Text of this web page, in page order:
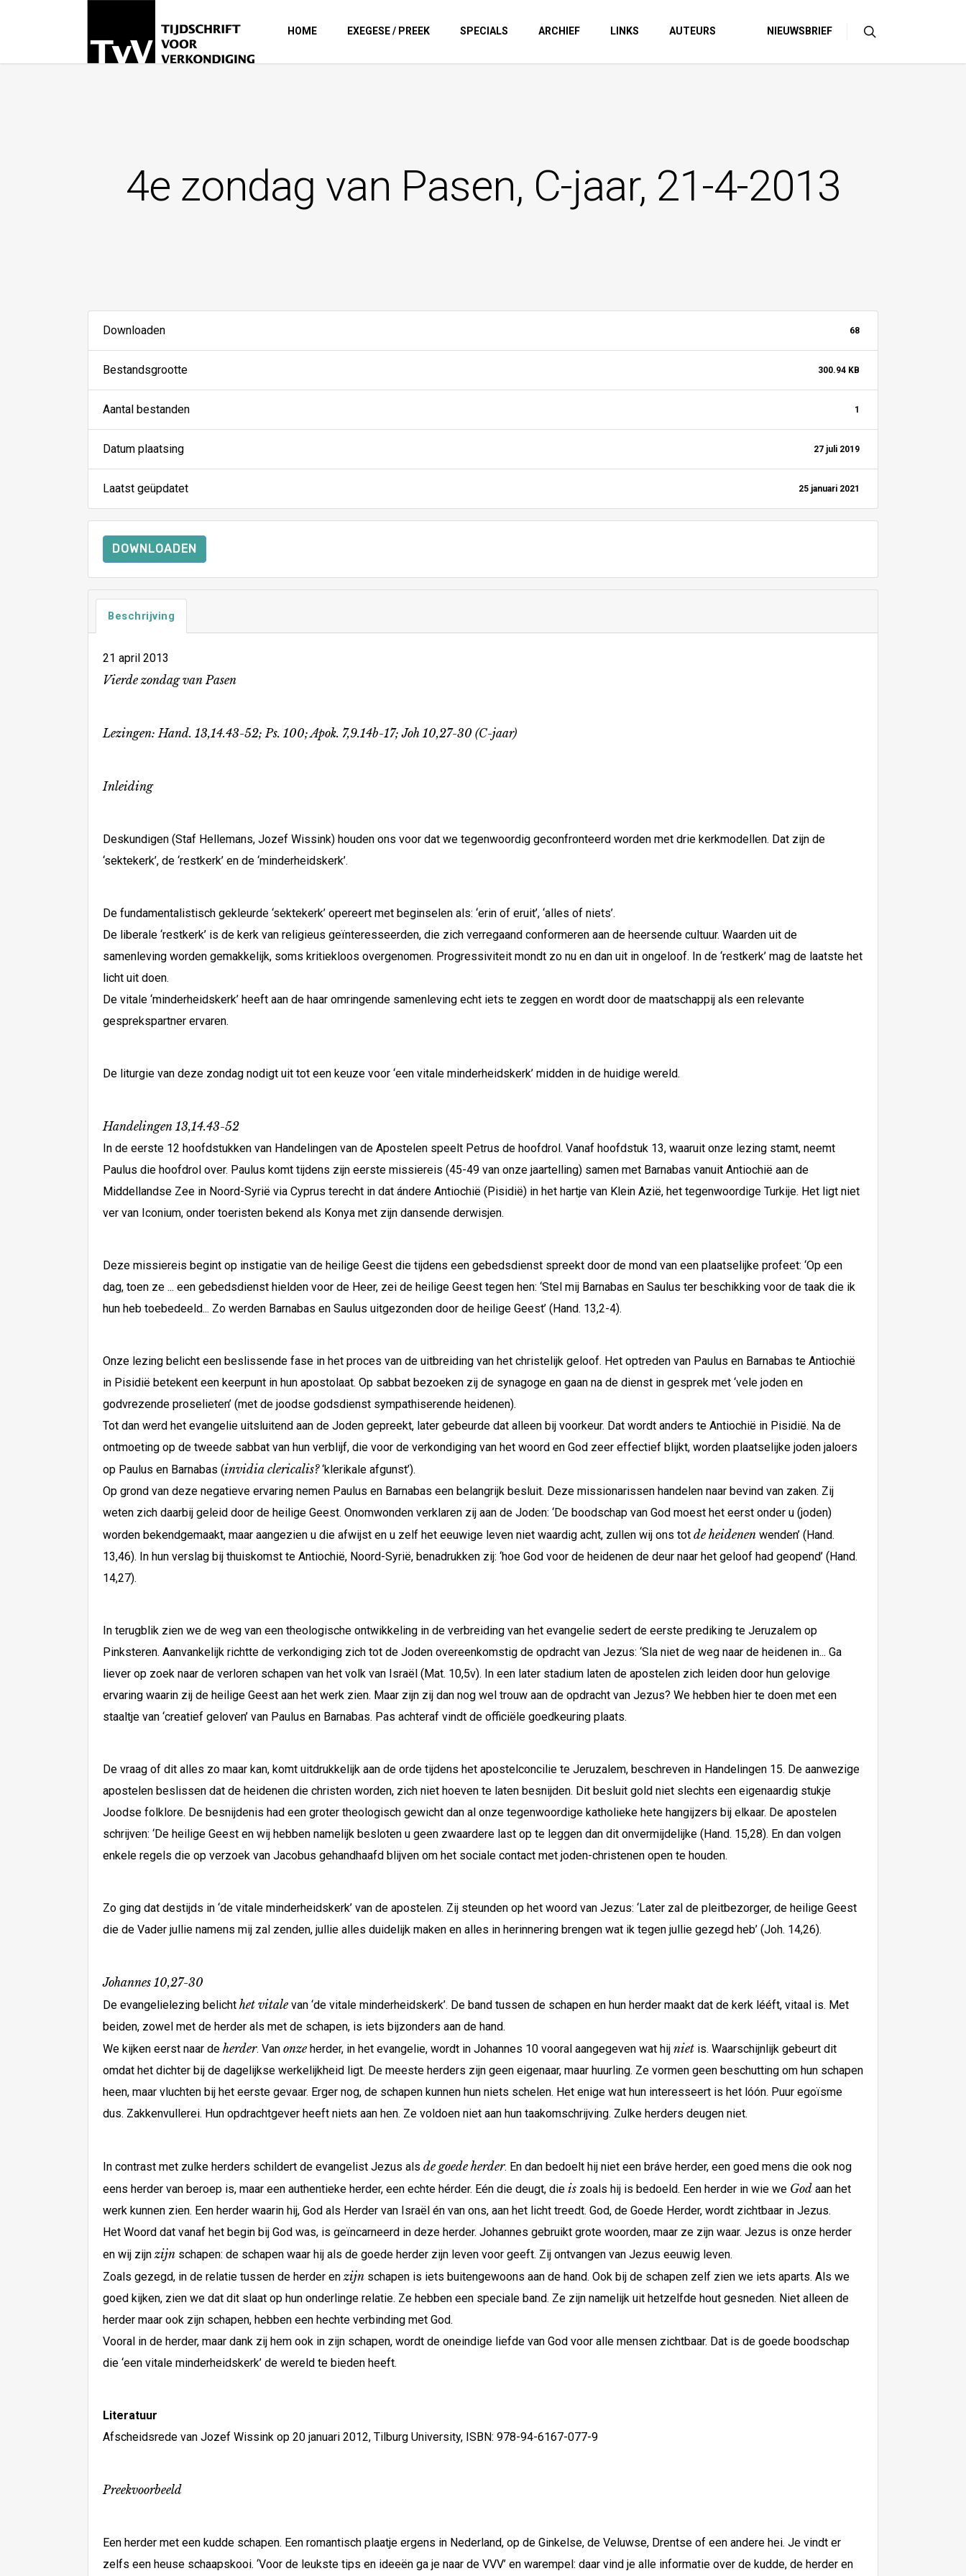
HOME EXEGESE / PREEK SPECIALS ARCHIEF LINKS AUTEURS NIEUWSBRIEF
4e zondag van Pasen, C-jaar, 21-4-2013
Downloaden 68
Bestandsgrootte 300.94 KB
Aantal bestanden 1
Datum plaatsing 27 juli 2019
Laatst geüpdatet 25 januari 2021
DOWNLOADEN
Beschrijving
21 april 2013
Vierde zondag van Pasen
Lezingen: Hand. 13,14.43-52; Ps. 100; Apok. 7,9.14b-17; Joh 10,27-30 (C-jaar)
Inleiding
Deskundigen (Staf Hellemans, Jozef Wissink) houden ons voor dat we tegenwoordig geconfronteerd worden met drie kerkmodellen. Dat zijn de
‘sektekerk’, de ‘restkerk’ en de ‘minderheidskerk’.
De fundamentalistisch gekleurde ‘sektekerk’ opereert met beginselen als: ‘erin of eruit’, ‘alles of niets’.
De liberale ‘restkerk’ is de kerk van religieus geïnteresseerden, die zich verregaand conformeren aan de heersende cultuur. Waarden uit de
samenleving worden gemakkelijk, soms kritiekloos overgenomen. Progressiviteit mondt zo nu en dan uit in ongeloof. In de ‘restkerk’ mag de laatste het
licht uit doen.
De vitale ‘minderheidskerk’ heeft aan de haar omringende samenleving echt iets te zeggen en wordt door de maatschappij als een relevante
gesprekspartner ervaren.
De liturgie van deze zondag nodigt uit tot een keuze voor ‘een vitale minderheidskerk’ midden in de huidige wereld.
Handelingen 13,14.43-52
In de eerste 12 hoofdstukken van Handelingen van de Apostelen speelt Petrus de hoofdrol. Vanaf hoofdstuk 13, waaruit onze lezing stamt, neemt
Paulus die hoofdrol over. Paulus komt tijdens zijn eerste missiereis (45-49 van onze jaartelling) samen met Barnabas vanuit Antiochië aan de
Middellandse Zee in Noord-Syrië via Cyprus terecht in dat ándere Antiochië (Pisidië) in het hartje van Klein Azië, het tegenwoordige Turkije. Het ligt niet
ver van Iconium, onder toeristen bekend als Konya met zijn dansende derwisjen.
Deze missiereis begint op instigatie van de heilige Geest die tijdens een gebedsdienst spreekt door de mond van een plaatselijke profeet: ‘Op een
dag, toen ze ... een gebedsdienst hielden voor de Heer, zei de heilige Geest tegen hen: ‘Stel mij Barnabas en Saulus ter beschikking voor de taak die ik
hun heb toebedeeld... Zo werden Barnabas en Saulus uitgezonden door de heilige Geest’ (Hand. 13,2-4).
Onze lezing belicht een beslissende fase in het proces van de uitbreiding van het christelijk geloof. Het optreden van Paulus en Barnabas te Antiochië
in Pisidië betekent een keerpunt in hun apostolaat. Op sabbat bezoeken zij de synagoge en gaan na de dienst in gesprek met ‘vele joden en
godvrezende proselieten’ (met de joodse godsdienst sympathiserende heidenen).
Tot dan werd het evangelie uitsluitend aan de Joden gepreekt, later gebeurde dat alleen bij voorkeur. Dat wordt anders te Antiochië in Pisidië. Na de
ontmoeting op de tweede sabbat van hun verblijf, die voor de verkondiging van het woord en God zeer effectief blijkt, worden plaatselijke joden jaloers
op Paulus en Barnabas (invidia clericalis?‘klerikale afgunst’).
Op grond van deze negatieve ervaring nemen Paulus en Barnabas een belangrijk besluit. Deze missionarissen handelen naar bevind van zaken. Zij
weten zich daarbij geleid door de heilige Geest. Onomwonden verklaren zij aan de Joden: ‘De boodschap van God moest het eerst onder u (joden)
worden bekendgemaakt, maar aangezien u die afwijst en u zelf het eeuwige leven niet waardig acht, zullen wij ons tot de heidenen wenden’ (Hand.
13,46). In hun verslag bij thuiskomst te Antiochië, Noord-Syrië, benadrukken zij: ‘hoe God voor de heidenen de deur naar het geloof had geopend’ (Hand.
14,27).
In terugblik zien we de weg van een theologische ontwikkeling in de verbreiding van het evangelie sedert de eerste prediking te Jeruzalem op
Pinksteren. Aanvankelijk richtte de verkondiging zich tot de Joden overeenkomstig de opdracht van Jezus: ‘Sla niet de weg naar de heidenen in... Ga
liever op zoek naar de verloren schapen van het volk van Israël (Mat. 10,5v). In een later stadium laten de apostelen zich leiden door hun gelovige
ervaring waarin zij de heilige Geest aan het werk zien. Maar zijn zij dan nog wel trouw aan de opdracht van Jezus? We hebben hier te doen met een
staaltje van ‘creatief geloven’ van Paulus en Barnabas. Pas achteraf vindt de officiële goedkeuring plaats.
De vraag of dit alles zo maar kan, komt uitdrukkelijk aan de orde tijdens het apostelconcilie te Jeruzalem, beschreven in Handelingen 15. De aanwezige
apostelen beslissen dat de heidenen die christen worden, zich niet hoeven te laten besnijden. Dit besluit gold niet slechts een eigenaardig stukje
Joodse folklore. De besnijdenis had een groter theologisch gewicht dan al onze tegenwoordige katholieke hete hangijzers bij elkaar. De apostelen
schrijven: ‘De heilige Geest en wij hebben namelijk besloten u geen zwaardere last op te leggen dan dit onvermijdelijke (Hand. 15,28). En dan volgen
enkele regels die op verzoek van Jacobus gehandhaafd blijven om het sociale contact met joden-christenen open te houden.
Zo ging dat destijds in ‘de vitale minderheidskerk’ van de apostelen. Zij steunden op het woord van Jezus: ‘Later zal de pleitbezorger, de heilige Geest
die de Vader jullie namens mij zal zenden, jullie alles duidelijk maken en alles in herinnering brengen wat ik tegen jullie gezegd heb’ (Joh. 14,26).
Johannes 10,27-30
De evangelielezing belicht het vitale van ‘de vitale minderheidskerk’. De band tussen de schapen en hun herder maakt dat de kerk lééft, vitaal is. Met
beiden, zowel met de herder als met de schapen, is iets bijzonders aan de hand.
We kijken eerst naar de herder. Van onze herder, in het evangelie, wordt in Johannes 10 vooral aangegeven wat hij niet is. Waarschijnlijk gebeurt dit
omdat het dichter bij de dagelijkse werkelijkheid ligt. De meeste herders zijn geen eigenaar, maar huurling. Ze vormen geen beschutting om hun schapen
heen, maar vluchten bij het eerste gevaar. Erger nog, de schapen kunnen hun niets schelen. Het enige wat hun interesseert is het lóón. Puur egoïsme
dus. Zakkenvullerei. Hun opdrachtgever heeft niets aan hen. Ze voldoen niet aan hun taakomschrijving. Zulke herders deugen niet.
In contrast met zulke herders schildert de evangelist Jezus als de goede herder. En dan bedoelt hij niet een bráve herder, een goed mens die ook nog
eens herder van beroep is, maar een authentieke herder, een echte hérder. Eén die deugt, die is zoals hij is bedoeld. Een herder in wie we God aan het
werk kunnen zien. Een herder waarin hij, God als Herder van Israël én van ons, aan het licht treedt. God, de Goede Herder, wordt zichtbaar in Jezus.
Het Woord dat vanaf het begin bij God was, is geïncarneerd in deze herder. Johannes gebruikt grote woorden, maar ze zijn waar. Jezus is onze herder
en wij zijn zijn schapen: de schapen waar hij als de goede herder zijn leven voor geeft. Zij ontvangen van Jezus eeuwig leven.
Zoals gezegd, in de relatie tussen de herder en zijn schapen is iets buitengewoons aan de hand. Ook bij de schapen zelf zien we iets aparts. Als we
goed kijken, zien we dat dit slaat op hun onderlinge relatie. Ze hebben een speciale band. Ze zijn namelijk uit hetzelfde hout gesneden. Niet alleen de
herder maar ook zijn schapen, hebben een hechte verbinding met God.
Vooral in de herder, maar dank zij hem ook in zijn schapen, wordt de oneindige liefde van God voor alle mensen zichtbaar. Dat is de goede boodschap
die ‘een vitale minderheidskerk’ de wereld te bieden heeft.
Literatuur
Afscheidsrede van Jozef Wissink op 20 januari 2012, Tilburg University, ISBN: 978-94-6167-077-9
Preekvoorbeeld
Een herder met een kudde schapen. Een romantisch plaatje ergens in Nederland, op de Ginkelse, de Veluwse, Drentse of een andere hei. Je vindt er
zelfs een heuse schaapskooi. ‘Voor de leukste tips en ideeën ga je naar de VVV’ en warempel: daar vind je alle informatie over de kudde, de herder en